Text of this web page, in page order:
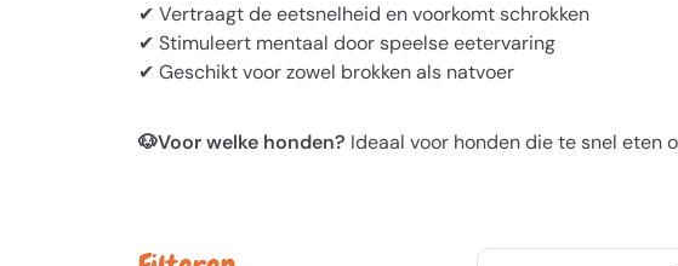
✔ Vertraagt de eetsnelheid en voorkomt schrokken
✔ Stimuleert mentaal door speelse eetervaring
✔ Geschikt voor zowel brokken als natvoer
🐶Voor welke honden? Ideaal voor honden die te snel eten